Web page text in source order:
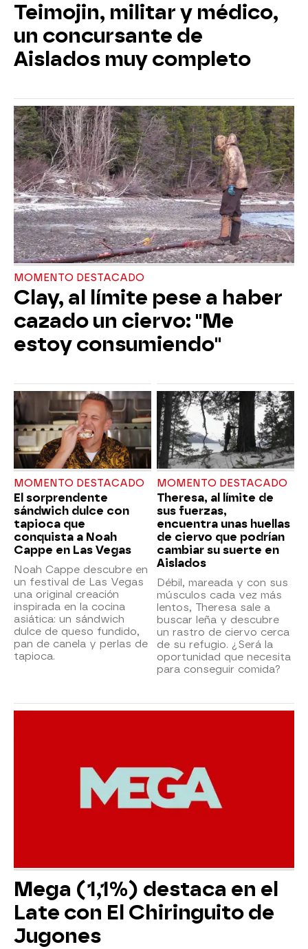
Teimojin, militar y médico,
un concursante de
Aislados muy completo
MOMENTO DESTACADO
Clay, al límite pese a haber
cazado un ciervo: "Me
estoy consumiendo"
MOMENTO DESTACADO
El sorprendente
sándwich dulce con
tapioca que
conquista a Noah
Cappe en Las Vegas
Noah Cappe descubre en
un festival de Las Vegas
una original creación
inspirada en la cocina
asiática: un sándwich
dulce de queso fundido,
pan de canela y perlas de
tapioca.
MOMENTO DESTACADO
Theresa, al límite de
sus fuerzas,
encuentra unas huellas
de ciervo que podrían
cambiar su suerte en
Aislados
Débil, mareada y con sus
músculos cada vez más
lentos, Theresa sale a
buscar leña y descubre
un rastro de ciervo cerca
de su refugio. ¿Será la
oportunidad que necesita
para conseguir comida?
Mega (1,1%) destaca en el
Late con El Chiringuito de
Jugones